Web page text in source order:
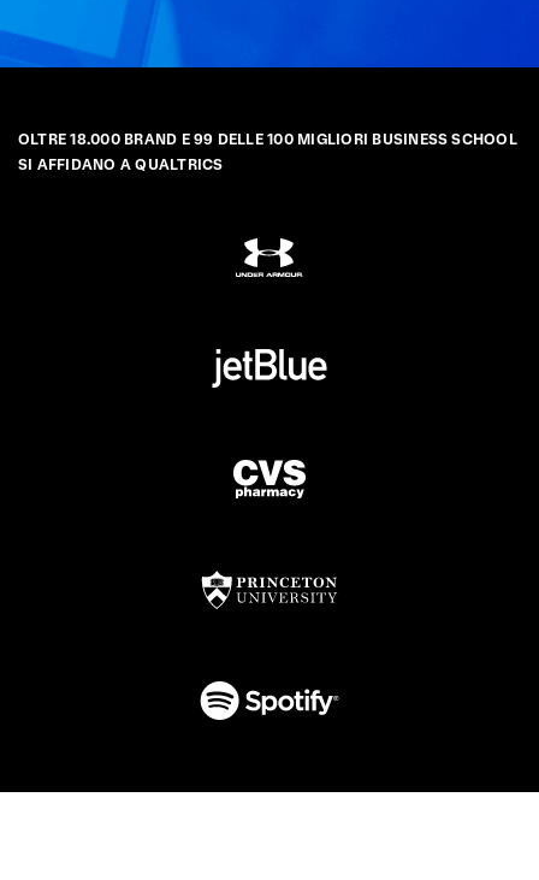
OLTRE 18.000 BRAND E 99 DELLE 100 MIGLIORI BUSINESS SCHOOL
SI AFFIDANO A QUALTRICS